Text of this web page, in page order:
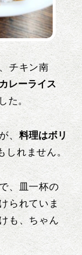
チキン南
カレーライス
た。
、 料理はボリ
しれません。
、皿一杯の
られていま
も、ちゃん